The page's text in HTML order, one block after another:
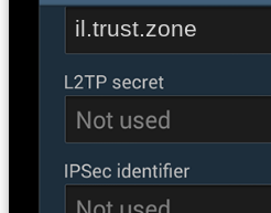
il.trust.zone